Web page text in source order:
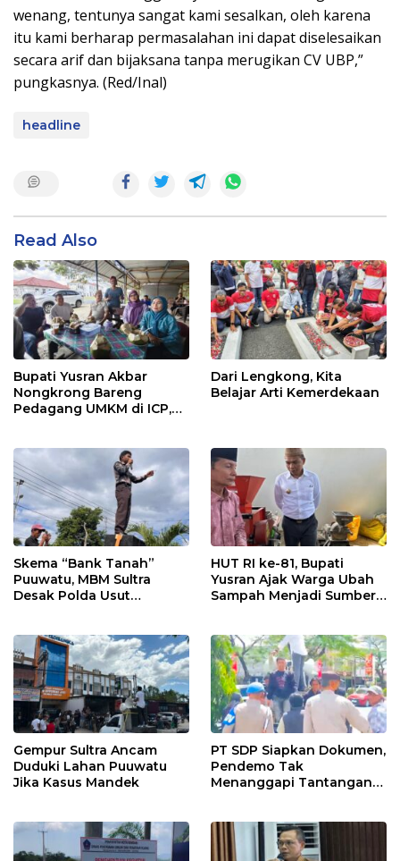
wenang, tentunya sangat kami sesalkan, oleh karena
itu kami berharap permasalahan ini dapat diselesaikan
secara arif dan bijaksana tanpa merugikan CV UBP,”
pungkasnya. (Red/Inal)
headline
Read Also
Bupati Yusran Akbar
Nongkrong Bareng
Pedagang UMKM di ICP,
Kerakyatan
Dari Lengkong, Kita
Belajar Arti Kemerdekaan
Skema “Bank Tanah”
Puuwatu, MBM Sultra
Desak Polda Usut
HUT RI ke-81, Bupati
Yusran Ajak Warga Ubah
Sampah Menjadi Sumber
Gempur Sultra Ancam
Duduki Lahan Puuwatu
Jika Kasus Mandek
PT SDP Siapkan Dokumen,
Pendemo Tak
Menanggapi Tantangan